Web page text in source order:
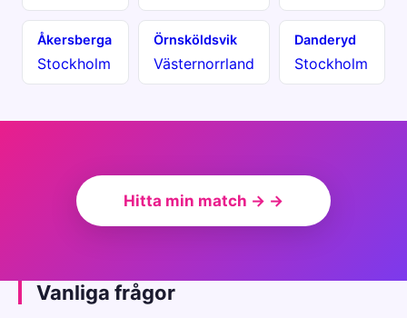
Åkersberga
Stockholm
Örnsköldsvik
Västernorrland
Danderyd
Stockholm
Hitta min match → →
Vanliga frågor